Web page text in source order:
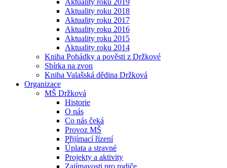
Aktuality roku 2019
Aktuality roku 2018
Aktuality roku 2017
Aktuality roku 2016
Aktuality roku 2015
Aktuality roku 2014
Kniha Pohádky a pověsti z Držkové
Sbírka na zvon
Kniha Valašská dědina Držková
Organizace
MŠ Držková
Historie
O nás
Co nás čeká
Provoz MŠ
Přijímací řízení
Úplata a stravné
Projekty a aktivity
Zajímavosti pro rodiče